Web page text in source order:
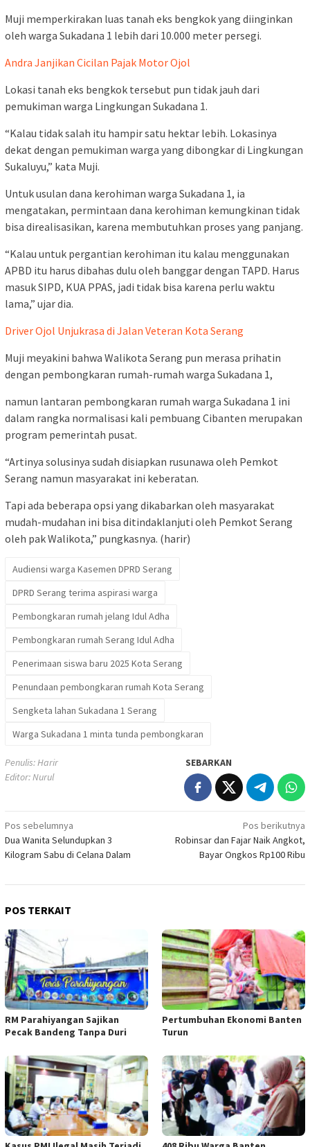
Muji memperkirakan luas tanah eks bengkok yang diinginkan
oleh warga Sukadana 1 lebih dari 10.000 meter persegi.
Andra Janjikan Cicilan Pajak Motor Ojol
Lokasi tanah eks bengkok tersebut pun tidak jauh dari
pemukiman warga Lingkungan Sukadana 1.
“Kalau tidak salah itu hampir satu hektar lebih. Lokasinya
dekat dengan pemukiman warga yang dibongkar di Lingkungan
Sukaluyu,” kata Muji.
Untuk usulan dana kerohiman warga Sukadana 1, ia
mengatakan, permintaan dana kerohiman kemungkinan tidak
bisa direalisasikan, karena membutuhkan proses yang panjang.
“Kalau untuk pergantian kerohiman itu kalau menggunakan
APBD itu harus dibahas dulu oleh banggar dengan TAPD. Harus
masuk SIPD, KUA PPAS, jadi tidak bisa karena perlu waktu
lama,” ujar dia.
Driver Ojol Unjukrasa di Jalan Veteran Kota Serang
Muji meyakini bahwa Walikota Serang pun merasa prihatin
dengan pembongkaran rumah-rumah warga Sukadana 1,
namun lantaran pembongkaran rumah warga Sukadana 1 ini
dalam rangka normalisasi kali pembuang Cibanten merupakan
program pemerintah pusat.
“Artinya solusinya sudah disiapkan rusunawa oleh Pemkot
Serang namun masyarakat ini keberatan.
Tapi ada beberapa opsi yang dikabarkan oleh masyarakat
mudah-mudahan ini bisa ditindaklanjuti oleh Pemkot Serang
oleh pak Walikota,” pungkasnya. (harir)
Audiensi warga Kasemen DPRD Serang
DPRD Serang terima aspirasi warga
Pembongkaran rumah jelang Idul Adha
Pembongkaran rumah Serang Idul Adha
Penerimaan siswa baru 2025 Kota Serang
Penundaan pembongkaran rumah Kota Serang
Sengketa lahan Sukadana 1 Serang
Warga Sukadana 1 minta tunda pembongkaran
Penulis: Harir
Editor: Nurul
SEBARKAN
Navigasi
pos
Pos sebelumnya
Dua Wanita Selundupkan 3
Kilogram Sabu di Celana Dalam
Pos berikutnya
Robinsar dan Fajar Naik Angkot,
Bayar Ongkos Rp100 Ribu
POS TERKAIT
RM Parahiyangan Sajikan
Pecak Bandeng Tanpa Duri
Pertumbuhan Ekonomi Banten
Turun